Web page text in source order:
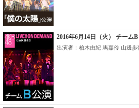
2016年6月14日（火） チー
出演者：柏木由紀 馬嘉伶 山邊歩